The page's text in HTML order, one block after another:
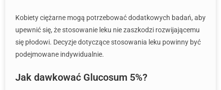
Kobiety ciężarne mogą potrzebować dodatkowych badań, aby
upewnić się, że stosowanie leku nie zaszkodzi rozwijającemu
się płodowi. Decyzje dotyczące stosowania leku powinny być
podejmowane indywidualnie.
Jak dawkować Glucosum 5%?